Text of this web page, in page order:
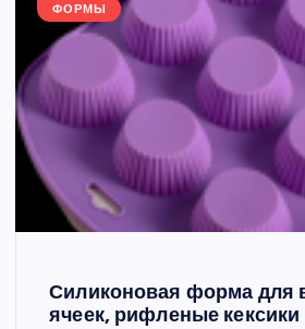
ФОРМЫ
Силиконовая форма для
ячеек, рифленые кексики